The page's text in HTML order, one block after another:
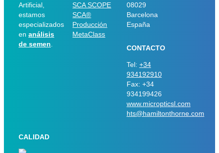
Artificial,
estamos
especializados
en análisis
de semen
SCA SCOPE
SCA®
Producción
MetaClass
08029
Barcelona
España
CONTACTO
Tel: +34
934192910
Fax: +34
934199426
www.micropticsl.com
hts@hamiltonthorne.com
CALIDAD